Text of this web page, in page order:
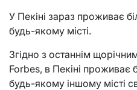
У Пекіні зараз проживає
будь-якому місті.
Згідно з останнім
Forbes, в Пекіні проживає
будь-якому іншому місті